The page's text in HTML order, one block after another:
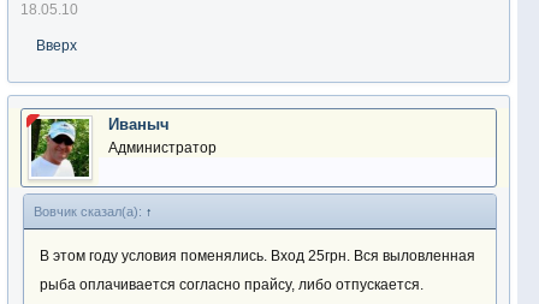
18.05.10
Вверх
Иваныч
Администратор
Вовчик сказал(а): ↑
В этом году условия поменялись. Вход 25грн. Вся выловленная
рыба оплачивается согласно прайсу, либо отпускается.